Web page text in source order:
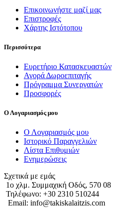
Επικοινωνήστε μαζί μας
Επιστροφές
Χάρτης Ιστότοπου
Περισσότερα
Ευρετήριο Κατασκευαστών
Αγορά Δωροεπιταγής
Πρόγραμμα Συνεργατών
Προσφορές
Ο Λογαριασμός μου
Ο Λογαριασμός μου
Ιστορικό Παραγγελιών
Λίστα Επιθυμιών
Ενημερώσεις
Σχετικά με εμάς
1o χλμ. Συμμαχική Οδός, 570 08
Τηλέφωνο: +30 2310 510244
Email: info@takiskalaitzis.com